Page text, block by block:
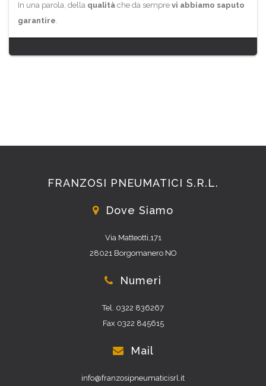
In una parola, della qualità che da sempre vi abbiamo saputo
garantire.
FRANZOSI PNEUMATICI S.R.L.
Dove Siamo
Via Matteotti,171
28021 Borgomanero NO
Numeri
Tel. 0322 836267
Fax 0322 845615
Mail
info@franzosipneumaticisrl.it